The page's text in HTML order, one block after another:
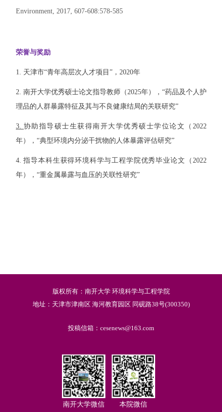
Environment, 2017, 607-608:578-585
荣誉与奖励
1. 天津市“青年高层次人才项目”，2020年
2. 南开大学优秀硕士论文指导教师（2025年），“药品及个人护
理品的人群暴露特征及其与不良健康结局的关联研究”
3. 协助指导硕士生获得南开大学优秀硕士学位论文（2022
年），“典型环境内分泌干扰物的人体暴露评估研究”
4. 指导本科生获得环境科学与工程学院优秀毕业论文（2022
年），“重金属暴露与血压的关联性研究”
版权所有：南开大学 环境科学与工程学院
地址：天津市津南区 海河教育园区 同砚路38号(300350)
投稿信箱：cesenews@163.com
南开大学微信 本院微信